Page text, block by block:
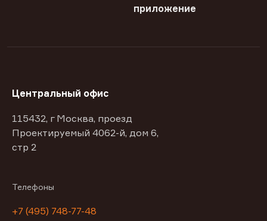
приложение
Центральный офис
115432, г Москва, проезд
Проектируемый 4062-й, дом 6,
стр 2
Телефоны
+7 (495) 748-77-48